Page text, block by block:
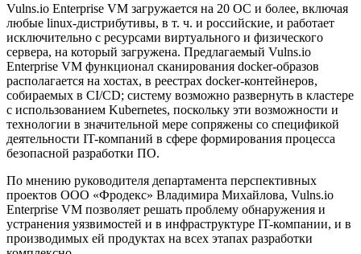
Vulns.io Enterprise VM загружается на 20 ОС и более, включая
любые linux-дистрибутивы, в т. ч. и российские, и работает
исключительно с ресурсами виртуального и физического
сервера, на который загружена. Предлагаемый Vulns.io
Enterprise VM функционал сканирования docker-образов
располагается на хостах, в реестрах docker-контейнеров,
собираемых в CI/CD; систему возможно развернуть в кластере
с использованием Kubernetes, поскольку эти возможности и
технологии в значительной мере сопряжены со спецификой
деятельности IT-компаний в сфере формирования процесса
безопасной разработки ПО.
По мнению руководителя департамента перспективных
проектов ООО «Фродекс» Владимира Михайлова, Vulns.io
Enterprise VM позволяет решать проблему обнаружения и
устранения уязвимостей и в инфраструктуре IT-компании, и в
производимых ей продуктах на всех этапах разработки